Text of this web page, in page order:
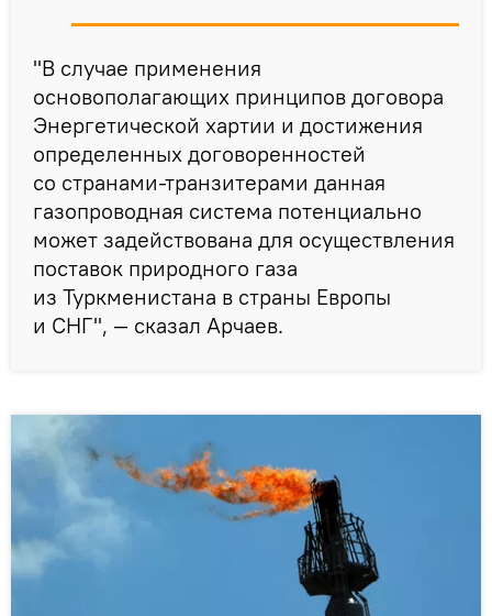
"В случае применения
основополагающих принципов договора
Энергетической хартии и достижения
определенных договоренностей
со странами-транзитерами данная
газопроводная система потенциально
может задействована для осуществления
поставок природного газа
из Туркменистана в страны Европы
и СНГ", — сказал Арчаев.